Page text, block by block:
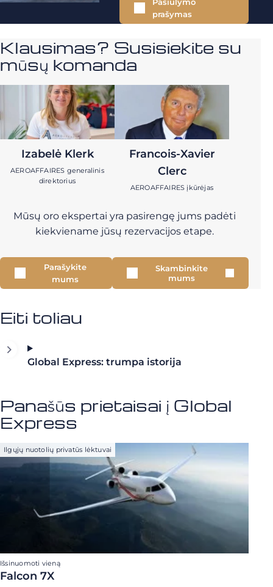
prašymas
Klausimas? Susisiekite su
mūsų komanda
Izabelė Klerk
AEROAFFAIRES generalinis
direktorius
Francois-Xavier
Clerc
AEROAFFAIRES įkūrėjas
Mūsų oro ekspertai yra pasirengę jums padėti
kiekviename jūsų rezervacijos etape.
Parašykite
mums
Skambinkite
mums
Eiti toliau
Global Express: trumpa istorija
Panašūs prietaisai į Global
Express
Ilgųjų nuotolių privatūs lėktuvai
Išsinuomoti vieną
Falcon 7X